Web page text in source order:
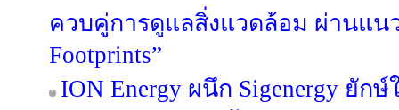
ควบคู่การดูแลสิ่งแวดล้อม ผ่านแน
Footprints”
ION Energy ผนึก Sigenergy ยัก